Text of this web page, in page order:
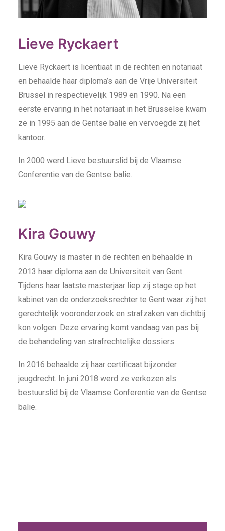
Lieve Ryckaert
Lieve Ryckaert is licentiaat in de rechten en notariaat
en behaalde haar diploma’s aan de Vrije Universiteit
Brussel in respectievelijk 1989 en 1990. Na een
eerste ervaring in het notariaat in het Brusselse kwam
ze in 1995 aan de Gentse balie en vervoegde zij het
kantoor.
In 2000 werd Lieve bestuurslid bij de Vlaamse
Conferentie van de Gentse balie.
Kira Gouwy
Kira Gouwy is master in de rechten en behaalde in
2013 haar diploma aan de Universiteit van Gent.
Tijdens haar laatste masterjaar liep zij stage op het
kabinet van de onderzoeksrechter te Gent waar zij het
gerechtelijk vooronderzoek en strafzaken van dichtbij
kon volgen. Deze ervaring komt vandaag van pas bij
de behandeling van strafrechtelijke dossiers.
In 2016 behaalde zij haar certificaat bijzonder
jeugdrecht. In juni 2018 werd ze verkozen als
bestuurslid bij de Vlaamse Conferentie van de Gentse
balie.